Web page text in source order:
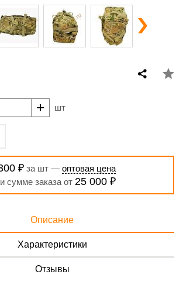
шт
₽за шт — оптовая цена
сумме заказа от 25 000 ₽
Описание
Характеристики
Отзывы